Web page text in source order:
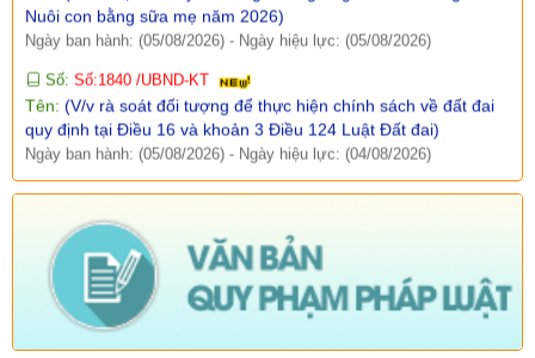
Số: Số:1840 /UBND-KT
Tên:
(V/v rà soát đối tượng để thực hiện chính sách về đất đai
quy định tại Điều 16 và khoản 3 Điều 124 Luật Đất đai)
Ngày ban hành: (05/08/2026) -Ngày hiệu lực: (04/08/2026)
Tên: (Mời dự Hội nghị Báo cáo viên cấp tỉnh thá)
Ngày ban hành: (05/08/2026)
Số:Số: 1836/UBND-VP
Tên:
(V/v triển khai thực hiện Nghị định số 265/2026/NĐ-CP và
Nghị định số 266/2026/NĐ-CP của Chính phủ về tiết kiệm,
chống lãng phí.)
Ngày ban hành: (05/08/2026)